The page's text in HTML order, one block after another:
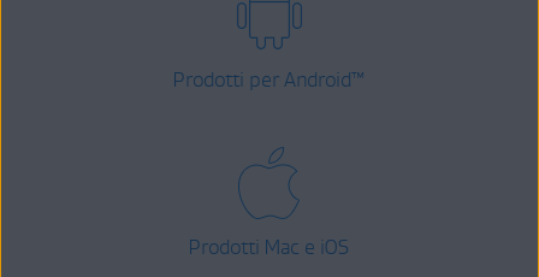
Prodotti per Android™
Prodotti Mac e iOS